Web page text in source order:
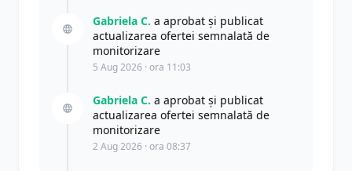
Gabriela C. a aprobat și publicat
actualizarea ofertei semnalată de
monitorizare
5 Aug 2026 · ora 11:03
Gabriela C. a aprobat și publicat
actualizarea ofertei semnalată de
monitorizare
2 Aug 2026 · ora 08:37